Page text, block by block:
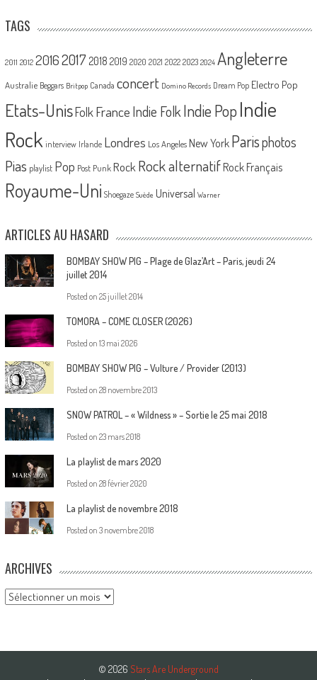
TAGS
2011 2012 20162017 2018 2019 2020 2021 2022 2023 2024 Angleterre
Australie Beggars Britpop Canada concert Domino Records Dream Pop Electro Pop
Etats-UnisFolk France Indie FolkIndie PopIndie
Rock interview Irlande Londres Los Angeles New York Parisphotos
Pias playlist Pop Post Punk Rock Rock alternatif Rock Français
Royaume-Uni Shoegaze Suède Universal Warner
ARTICLES AU HASARD
BOMBAY SHOW PIG – Plage de Glaz’Art – Paris, jeudi 24
juillet 2014
Posted on 25 juillet 2014
TOMORA – COME CLOSER (2026)
Posted on 13 mai 2026
BOMBAY SHOW PIG – Vulture / Provider (2013)
Posted on 28 novembre 2013
SNOW PATROL – « Wildness » – Sortie le 25 mai 2018
Posted on 23 mars 2018
La playlist de mars 2020
Posted on 28 février 2020
La playlist de novembre 2018
Posted on 3 novembre 2018
ARCHIVES
Archives
© 2026 Stars Are Underground